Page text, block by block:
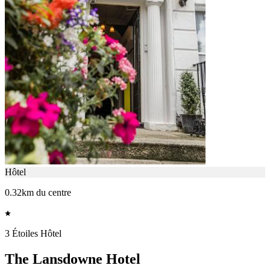
Hôtel
0.32km du centre
3 Étoiles Hôtel
The Lansdowne Hotel